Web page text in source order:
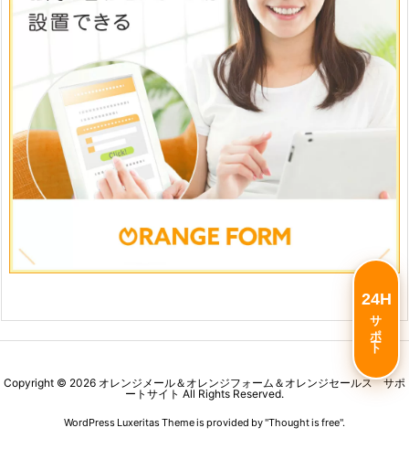
Copyright © 2026 オレンジメール＆オレンジフォーム＆オレンジセールス サポ
ートサイト All Rights Reserved.
WordPress Luxeritas Theme is provided by "Thought is free".
24H
サポート